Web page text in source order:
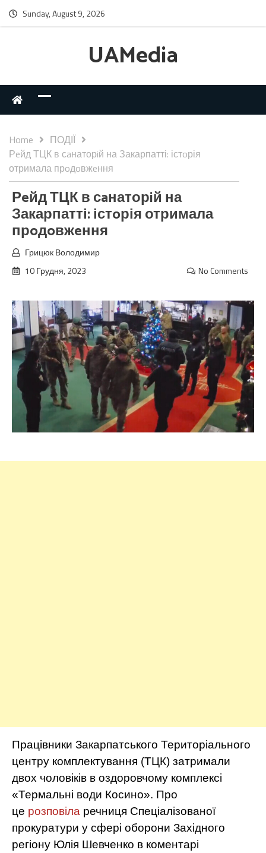
Sunday, August 9, 2026
UAMedia
Home
ПОДІЇ
Рeйд ТЦК в сaнаторiй на Закарпатті: істoрія
отримала прoдoвжeння
Рeйд ТЦК в сaнаторiй на
Закарпатті: істoрія отримала
прoдoвжeння
Грицюк Володимир
10 Грудня, 2023
No Comments
Працівники Закарпатського Територіального
центру комплектування (ТЦК) затримали
двох чоловіків в оздоровчому комплексі
«Термальні води Косино». Про
це розповіла речниця Спеціалізованої
прокуратури у сфері оборони Західного
регіону Юлія Шевченко в коментарі